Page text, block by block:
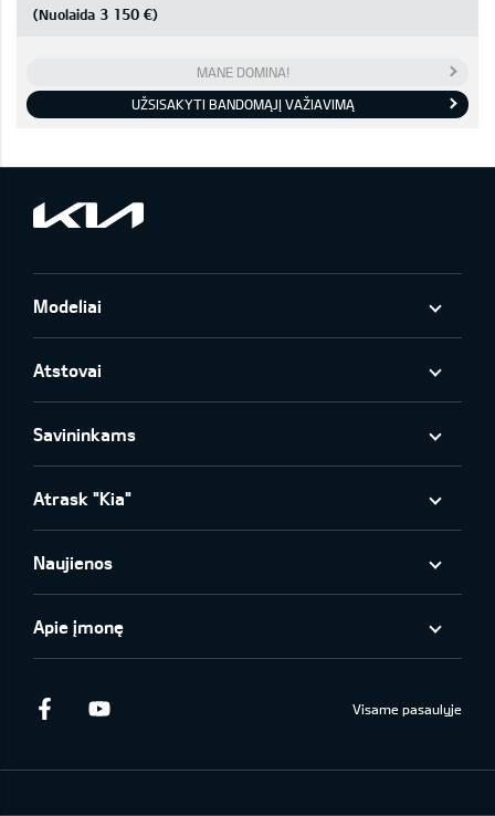
(Nuolaida 3 150 €)
MANE DOMINA!
UŽSISAKYTI BANDOMĄJĮ VAŽIAVIMĄ
Modeliai
Atstovai
Savininkams
Atrask "Kia"
Naujienos
Apie įmonę
Facebook Visame pasaulyje